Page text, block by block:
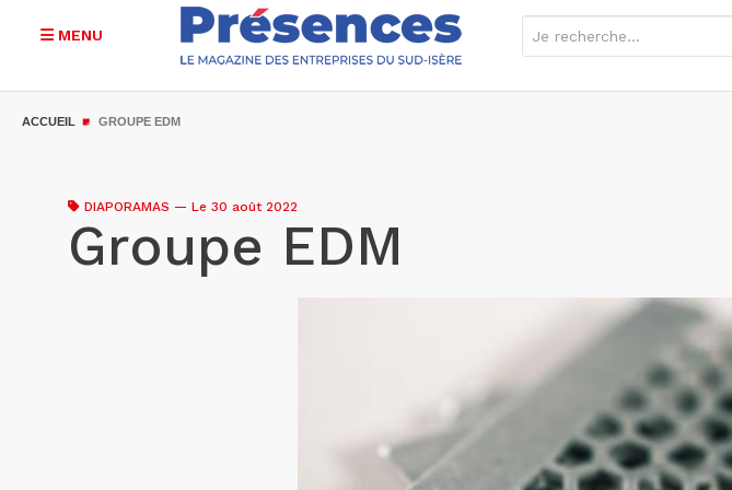
MENU
ACCUEIL GROUPE EDM
DIAPORAMAS — Le 30 août 2022
Groupe EDM